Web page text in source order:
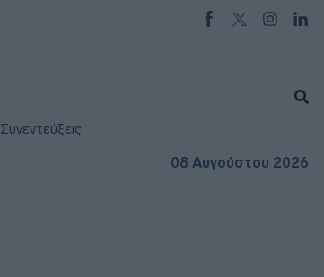
Συνεντεύξεις
08 Αυγούστου 2026